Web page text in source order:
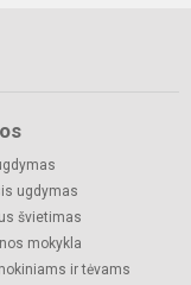
ugdymas
švietimas
mokykla
ir tėvams